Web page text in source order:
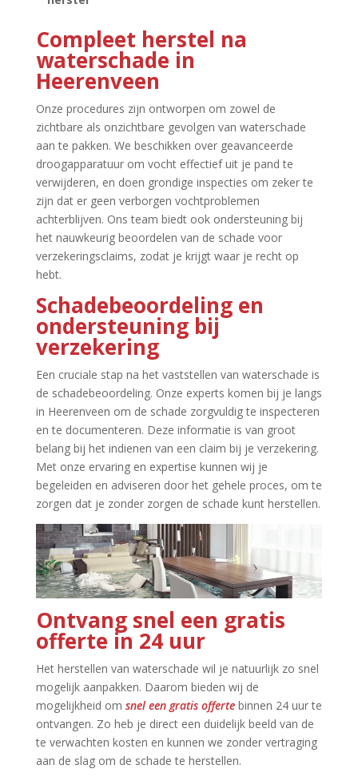
Compleet herstel na
waterschade in
Heerenveen
Onze procedures zijn ontworpen om zowel de
zichtbare als onzichtbare gevolgen van waterschade
aan te pakken.​ We beschikken over geavanceerde
droogapparatuur om vocht effectief uit je pand te
verwijderen, en doen grondige inspecties om zeker te
zijn dat er geen verborgen vochtproblemen
achterblijven.​ Ons team biedt ook ondersteuning bij
het nauwkeurig beoordelen van de schade voor
verzekeringsclaims, zodat je krijgt waar je recht op
hebt.​
Schadebeoordeling en
ondersteuning bij
verzekering
Een cruciale stap na het vaststellen van waterschade is
de schadebeoordeling.​ Onze experts komen bij je langs
in Heerenveen om de schade zorgvuldig te inspecteren
en te documenteren.​ Deze informatie is van groot
belang bij het indienen van een claim bij je verzekering.​
Met onze ervaring en expertise kunnen wij je
begeleiden en adviseren door het gehele proces, om te
zorgen dat je zonder zorgen de schade kunt herstellen.​
Ontvang snel een gratis
offerte in 24 uur
Het herstellen van waterschade wil je natuurlijk zo snel
mogelijk aanpakken.​ Daarom bieden wij de
mogelijkheid om snel een gratis offertebinnen 24 uur te
ontvangen.​ Zo heb je direct een duidelijk beeld van de
te verwachten kosten en kunnen we zonder vertraging
aan de slag om de schade te herstellen.​